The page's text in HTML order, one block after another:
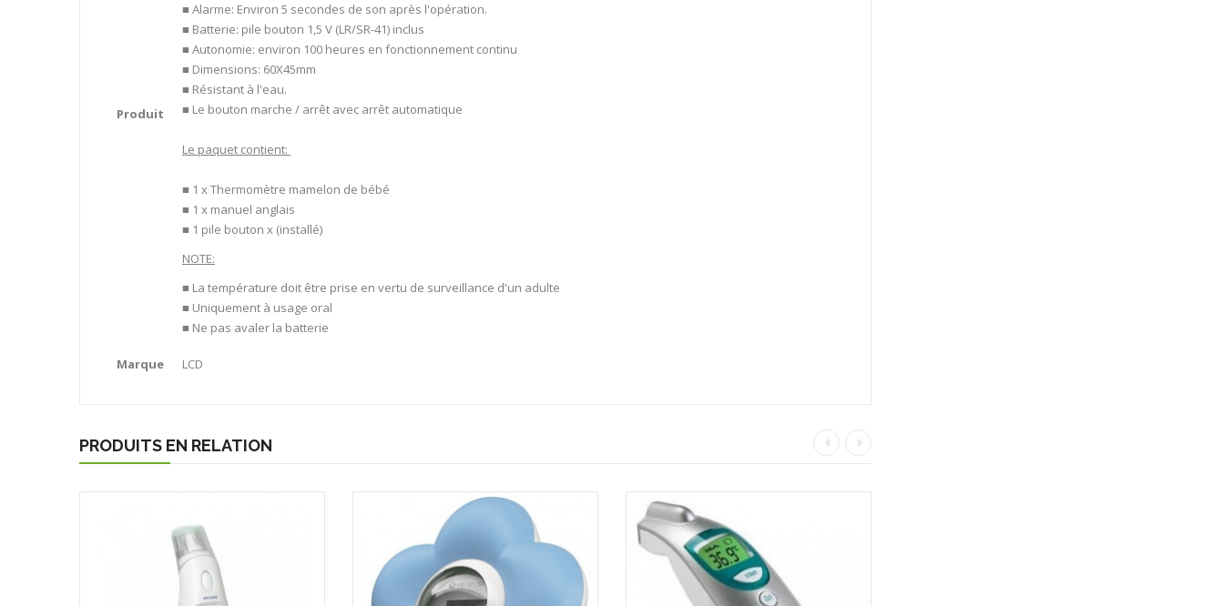
Produit
■ Alarme: Environ 5 secondes de son après l'opération.
■ Batterie: pile bouton 1,5 V (LR/SR-41) inclus
■ Autonomie: environ 100 heures en fonctionnement continu
■ Dimensions: 60X45mm
■ Résistant à l'eau.
■ Le bouton marche / arrêt avec arrêt automatique
Le paquet contient:
■ 1 x Thermomètre mamelon de bébé
■ 1 x manuel anglais
■ 1 pile bouton x (installé)
NOTE:
■ La température doit être prise en vertu de surveillance d'un adulte
■ Uniquement à usage oral
■ Ne pas avaler la batterie
Marque LCD
PRODUITS EN RELATION